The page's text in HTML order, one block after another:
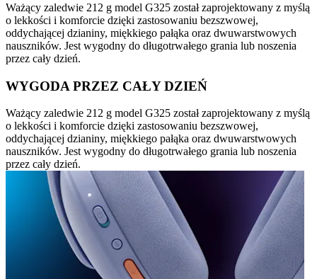
Ważący zaledwie 212 g model G325 został zaprojektowany z myślą
o lekkości i komforcie dzięki zastosowaniu bezszwowej,
oddychającej dzianiny, miękkiego pałąka oraz dwuwarstwowych
nauszników. Jest wygodny do długotrwałego grania lub noszenia
przez cały dzień.
WYGODA PRZEZ CAŁY DZIEŃ
Ważący zaledwie 212 g model G325 został zaprojektowany z myślą
o lekkości i komforcie dzięki zastosowaniu bezszwowej,
oddychającej dzianiny, miękkiego pałąka oraz dwuwarstwowych
nauszników. Jest wygodny do długotrwałego grania lub noszenia
przez cały dzień.